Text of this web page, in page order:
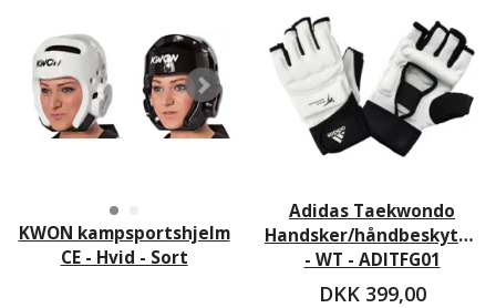
KWON kampsportshjelm
CE - Hvid - Sort
Adidas Taekwondo
Handsker/håndbeskytter
- WT - ADITFG01
DKK 399,00